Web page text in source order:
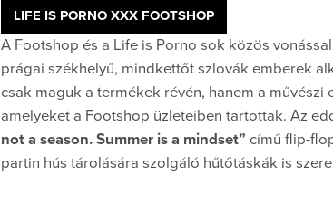
LIFE IS PORNO XXX FOOTSHOP
A Footshop és a Life is Porno sok közös
prágai székhelyű, mindkettőt szlovák emberek
csak maguk a termékek révén, hanem a
amelyeket a Footshop üzleteiben tartottak. Az
not a season. Summer is a mindset” című flip-
partin hús tárolására szolgáló hűtőtáskák is